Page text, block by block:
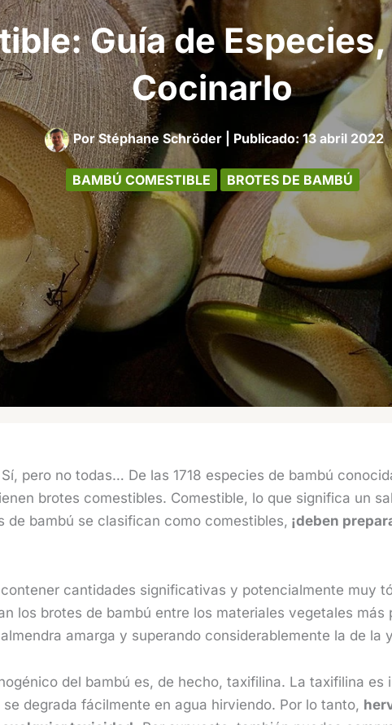
Guía de
Cocinarlo
Por Stéphane Schröder 13 abril 2022
BAMBÚ COMESTIBLE BROTES DE BAMBÚ
Sí, pero no todas… De las 1718 especies de bambú
brotes comestibles. Comestible, lo que significa un
de bambú se clasifican como comestibles, ¡deben
cantidades significativas y potencialmente muy
los brotes de bambú entre los materiales vegetales
amarga y superando considerablemente la de la
del bambú es, de hecho, taxifilina. La taxifilina
degrada fácilmente en agua hirviendo. Por lo tanto,